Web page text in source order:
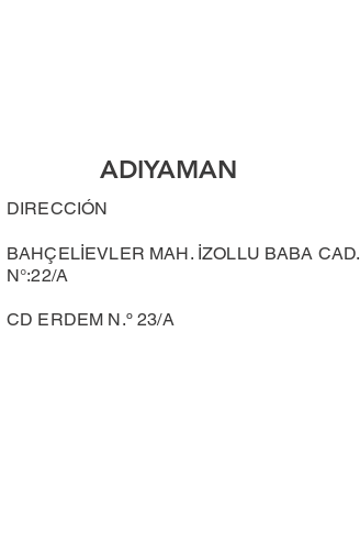
ADIYAMAN
DIRECCIÓN
BAHÇELİEVLER MAH. İZOLLU BABA CAD.
N°:22/A
CD ERDEM N.º 23/A